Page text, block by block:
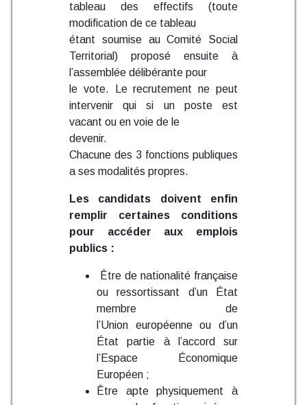
tableau des effectifs (toute
modification de ce tableau
étant soumise au Comité Social
Territorial) proposé ensuite à
l’assemblée délibérante pour
le vote. Le recrutement ne peut
intervenir qui si un poste est
vacant ou en voie de le
devenir.
Chacune des 3 fonctions publiques
a ses modalités propres.
Les candidats doivent enfin
remplir certaines conditions
pour accéder aux emplois
publics :
Être de nationalité française
ou ressortissant d’un État
membre de
l’Union européenne ou d’un
État partie à l’accord sur
l’Espace Économique
Européen ;
Être apte physiquement à